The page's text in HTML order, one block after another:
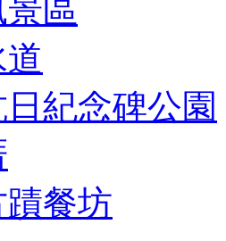
區
紀念碑公園
餐坊